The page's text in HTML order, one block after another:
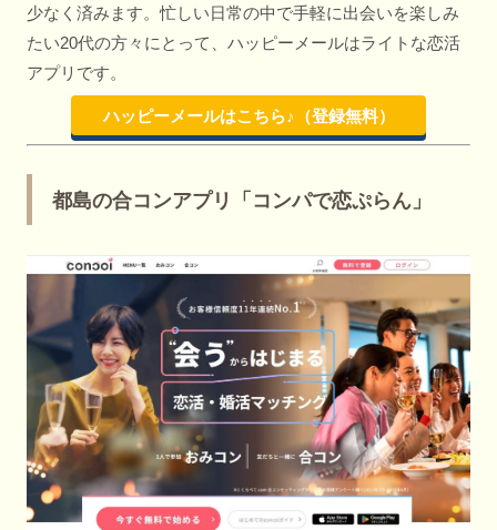
少なく済みます。忙しい日常の中で手軽に出会いを楽しみ
たい20代の方々にとって、ハッピーメールはライトな恋活
アプリです。
ハッピーメールはこちら♪（登録無料）
都島の合コンアプリ「コンパで恋ぷらん」